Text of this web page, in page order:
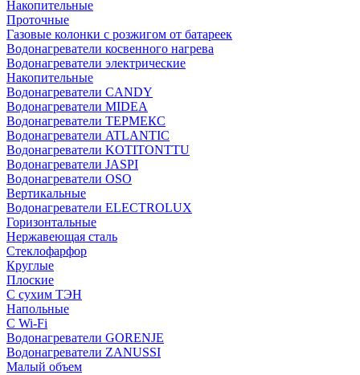
Накопительные
Проточные
Газовые колонки с розжигом от батареек
Водонагреватели косвенного нагрева
Водонагреватели электрические
Накопительные
Водонагреватели CANDY
Водонагреватели MIDEA
Водонагреватели ТЕРМЕКС
Водонагреватели ATLANTIC
Водонагреватели KOTITONTTU
Водонагреватели JASPI
Водонагреватели OSO
Вертикальные
Водонагреватели ELECTROLUX
Горизонтальные
Нержавеющая сталь
Стеклофарфор
Круглые
Плоские
С сухим ТЭН
Напольные
С Wi-Fi
Водонагреватели GORENJE
Водонагреватели ZANUSSI
Малый объем